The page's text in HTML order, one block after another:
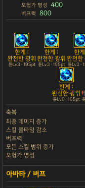
모험가 명성 400
버프력 800
한계 :
완전한 광휘
튠Lv3 · 195pt
한계 :
완전한 광휘
튠Lv3 · 195pt
한
완전한
튠Lv3 ·
한계 :
완전한 광휘
튠Lv0 · 165pt
축복
최종 데미지 증가
스킬 쿨타임 감소
버프력
모든 스킬 범위 증가
모험가 명성